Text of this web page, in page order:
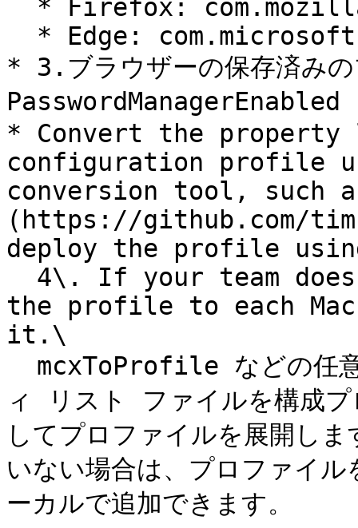
* 3.ブラウザーの保存済み
PasswordManagerEnabled
* Convert the
configuration profile
conversion tool, such
(https://github.com/
deploy the profile
the profile to each
it.\
ィ リスト ファイルを構成プ
してプロファイルを展開し
いない場合は、プロファイ
ーカルで追加できます。